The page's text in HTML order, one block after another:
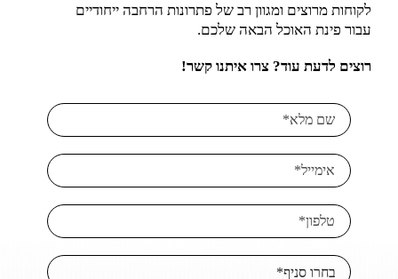
לקוחות מרוצים ומגוון רב של פתרונות הרחבה ייחודיים
עבור פינת האוכל הבאה שלכם.
רוצים לדעת עוד? צרו איתנו קשר!